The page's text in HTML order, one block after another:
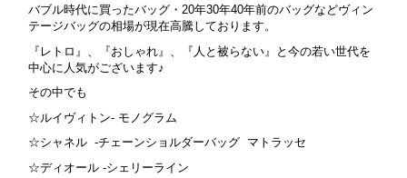
バブル時代に買ったバッグ・20年30年40年前のバッグなどヴィン
テージバッグの相場が現在高騰しております。
『レトロ』、『おしゃれ』、『人と被らない』と今の若い世代を
中心に人気がございます♪
その中でも
☆ルイヴィトン- モノグラム
☆シャネル -チェーンショルダーバッグ マトラッセ
☆ディオール -シェリーライン